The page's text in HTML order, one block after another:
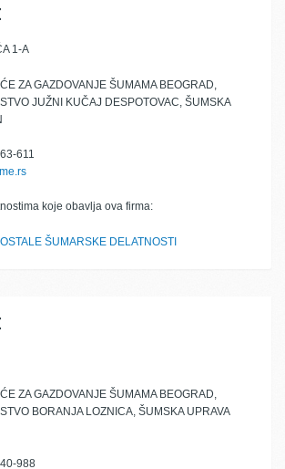
1-A
ZA GAZDOVANJE ŠUMAMA BEOGRAD,
JUŽNI KUČAJ DESPOTOVAC, ŠUMSKA
611
koje obavlja ova firma:
ŠUMARSKE DELATNOSTI
ZA GAZDOVANJE ŠUMAMA BEOGRAD,
BORANJA LOZNICA, ŠUMSKA UPRAVA
988